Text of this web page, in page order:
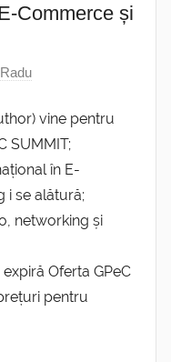
Commerce și
vine pentru
SUMMIT;
în E-
i se alătură;
networking și
Oferta GPeC
pentru